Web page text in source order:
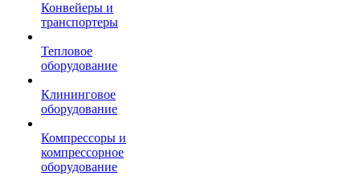
Конвейеры и
транспортеры
Тепловое
оборудование
Клининговое
оборудование
Компрессоры и
компрессорное
оборудование